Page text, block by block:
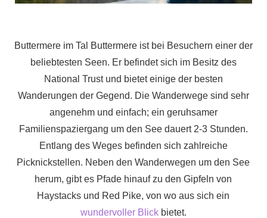
Buttermere im Tal Buttermere ist bei Besuchern einer der
beliebtesten Seen. Er befindet sich im Besitz des
National Trust und bietet einige der besten
Wanderungen der Gegend. Die Wanderwege sind sehr
angenehm und einfach; ein geruhsamer
Familienspaziergang um den See dauert 2-3 Stunden.
Entlang des Weges befinden sich zahlreiche
Picknickstellen. Neben den Wanderwegen um den See
herum, gibt es Pfade hinauf zu den Gipfeln von
Haystacks und Red Pike, von wo aus sich ein
wundervoller Blickbietet.